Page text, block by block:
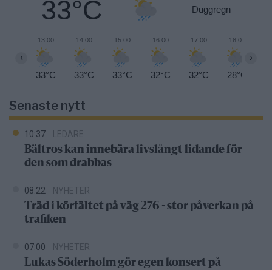
33°C Duggregn
13:00
33°C
14:00
33°C
15:00
33°C
16:00
32°C
17:00
32°C
18:00
28°C
‹ ›
Senaste nytt
10:37 LEDARE
Bältros kan innebära livslångt lidande för
den som drabbas
08:22 NYHETER
Träd i körfältet på väg 276 - stor påverkan på
trafiken
07:00 NYHETER
Lukas Söderholm gör egen konsert på